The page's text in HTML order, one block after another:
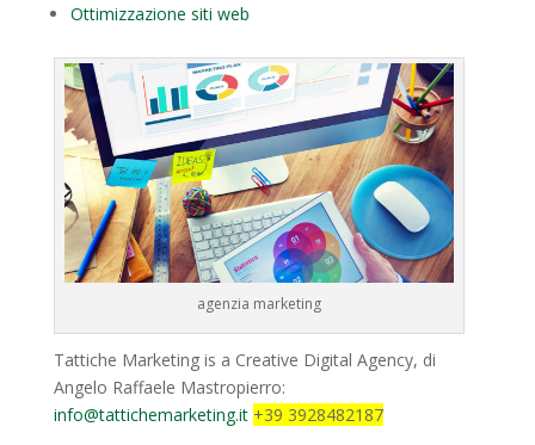
Ottimizzazione siti web
agenzia marketing
Tattiche Marketing is a Creative Digital Agency, di
Angelo Raffaele Mastropierro:
info@tattichemarketing.it +39 3928482187